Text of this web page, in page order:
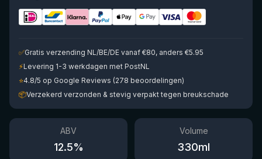
✅Gratis verzending NL/BE/DE vanaf €80, anders €5.95
⚡Levering 1-3 werkdagen met PostNL
⭐4.8/5 op Google Reviews (278 beoordelingen)
📦Verzekerd verzonden & stevig verpakt tegen breukschade
ABV
12.5%
Volume
330ml